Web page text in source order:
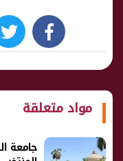
facebook
مواد متعلقة
جامعة